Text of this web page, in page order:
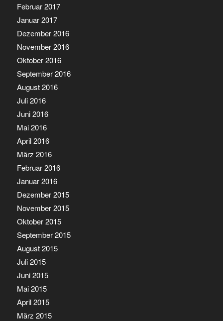
Februar 2017
Januar 2017
Dezember 2016
November 2016
Oktober 2016
September 2016
August 2016
Juli 2016
Juni 2016
Mai 2016
April 2016
März 2016
Februar 2016
Januar 2016
Dezember 2015
November 2015
Oktober 2015
September 2015
August 2015
Juli 2015
Juni 2015
Mai 2015
April 2015
März 2015